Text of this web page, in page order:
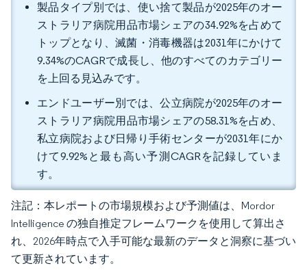
製品タイプ別では、使い捨て製品が2025年のオー
ストラリア病院用品市場シェアの34.92%を占めて
トップとなり、滅菌・消毒機器は2031年にかけて
9.34%のCAGRで成長し、他のすべてのカテゴリー
を上回る見込みです。
エンドユーザー別では、公立病院が2025年のオー
ストラリア病院用品市場シェアの58.31%を占め、
私立病院および日帰り手術センターが2031年にか
けて9.92%と最も高い予測CAGRを記録していま
す。
注記：本レポートの市場規模および予測値は、Mordor
Intelligence の独自推定フレームワークを使用して算出さ
れ、2026年時点で入手可能な最新のデータと洞察に基づい
て更新されています。